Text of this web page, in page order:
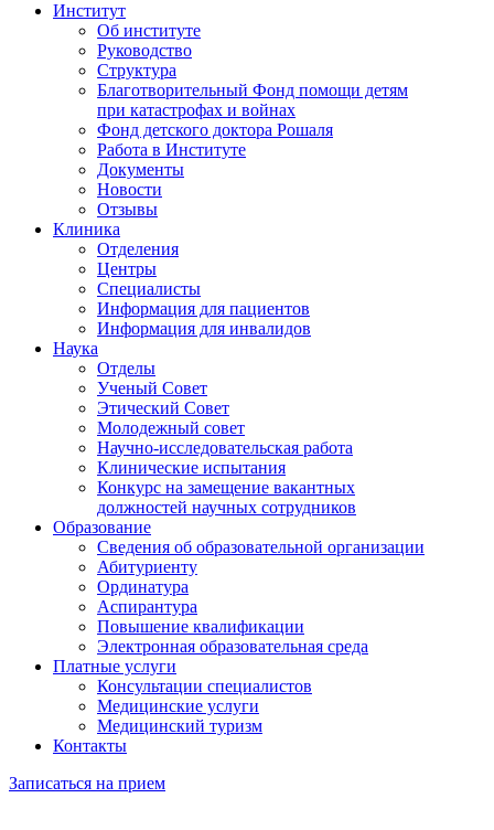
Институт
Об институте
Руководство
Структура
Благотворительный Фонд помощи детям
при катастрофах и войнах
Фонд детского доктора Рошаля
Работа в Институте
Документы
Новости
Отзывы
Клиника
Отделения
Центры
Специалисты
Информация для пациентов
Информация для инвалидов
Наука
Отделы
Ученый Совет
Этический Совет
Молодежный совет
Научно-исследовательская работа
Клинические испытания
Конкурс на замещение вакантных
должностей научных сотрудников
Образование
Сведения об образовательной организации
Абитуриенту
Ординатура
Аспирантура
Повышение квалификации
Электронная образовательная среда
Платные услуги
Консультации специалистов
Медицинские услуги
Медицинский туризм
Контакты
Записаться на прием